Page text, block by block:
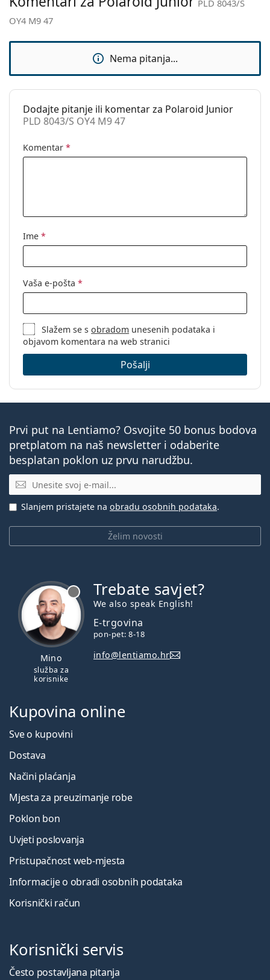
Upotreba:
Moda
PLD 8043/S
OY4 M9 47
Nema pitanja...
Dodajte pitanje ili komentar za Polaroid Junior
PLD 8043/S OY4 M9 47
Komentar *
Ime *
Vaša e-pošta *
Slažem se sobradom unesenih podataka i
objavom komentara na web stranici
Pošalji
Prvi put na Lentiamo? Osvojite 50 bonus bodova
pretplatom na naš newsletter i odaberite
besplatan poklon uz prvu narudžbu.
E-mail
Želim novosti
Slanjem pristajete na obradu osobnih podataka.
Mino
služba za
korisnike
Trebate savjet?
We also speak English!
E-trgovina
pon-pet: 8-18
info@lentiamo.hr
Kupovina online
Sve o kupovini
Dostava
Načini plaćanja
Mjesta za preuzimanje robe
Poklon bon
Uvjeti poslovanja
Pristupačnost web-mjesta
Informacije o obradi osobnih podataka
Korisnički račun
Korisnički servis
Često postavljana pitanja